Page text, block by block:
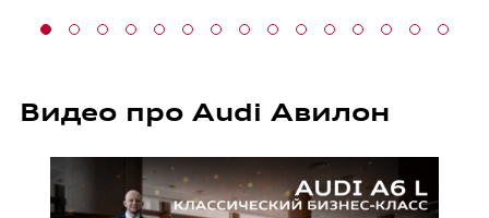
Видео про Audi Авилон